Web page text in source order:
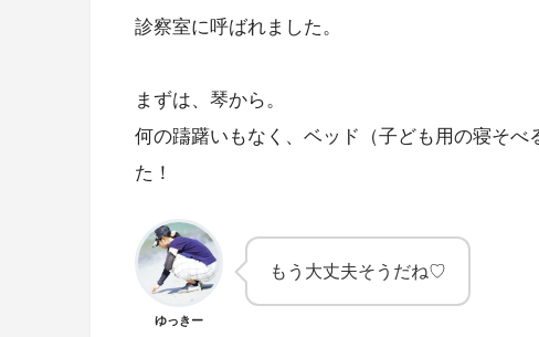
診察室に呼ばれました。
まずは、琴から。
何の躊躇いもなく、ベッド（子ども用の寝そ
た！
ゆっきー
もう大丈夫そうだね♡